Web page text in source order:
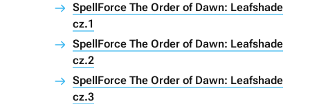
SpellForce The Order of Dawn: Leafshade
cz.1
SpellForce The Order of Dawn: Leafshade
cz.2
SpellForce The Order of Dawn: Leafshade
cz.3